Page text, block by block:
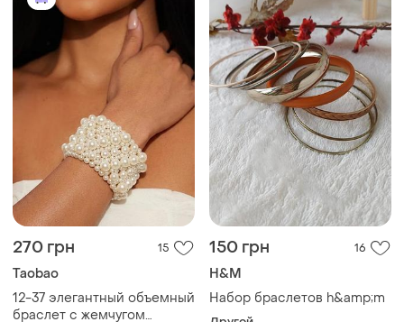
270 грн 15
Taobao
12-37 элегантный объемный
браслет с жемчугом
150 грн 16
H&M
Набор браслетов h&amp;m